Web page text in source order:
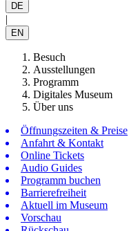
DE
|
EN
Besuch
Ausstellungen
Programm
Digitales Museum
Über uns
Öffnungszeiten & Preise
Anfahrt & Kontakt
Online Tickets
Audio Guides
Programm buchen
Barrierefreiheit
Aktuell im Museum
Vorschau